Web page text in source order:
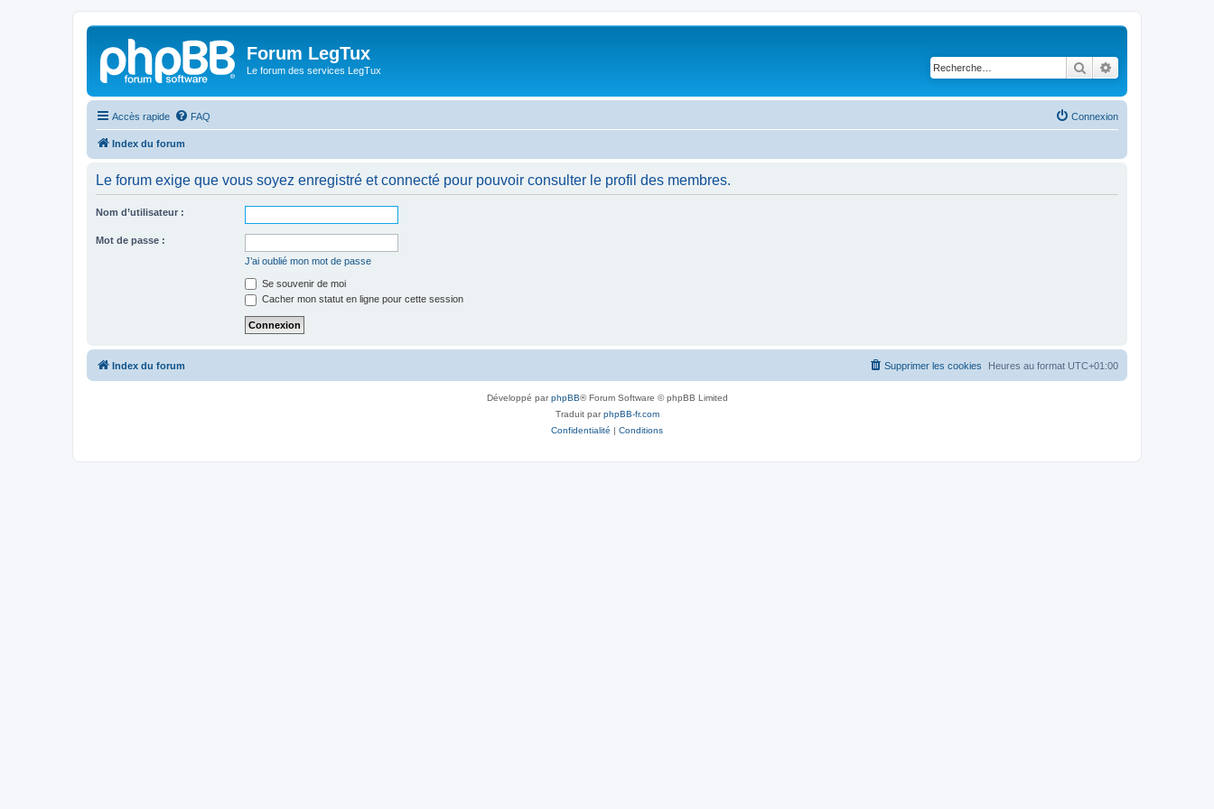
Forum LegTux
Le forum des services LegTux Rechercher
Accès rapide FAQ Connexion
Index du forum
Le forum exige que vous soyez enregistré et connecté pour pouvoir consulter le profil des membres.
Nom d’utilisateur :
Mot de passe :
J’ai oublié mon mot de passe
Se souvenir de moi
Cacher mon statut en ligne pour cette session
Index du forum Heures au format UTC+01:00
Supprimer les cookies
Développé parphpBB® Forum Software © phpBB Limited
Traduit parphpBB-fr.com
Confidentialité | Conditions